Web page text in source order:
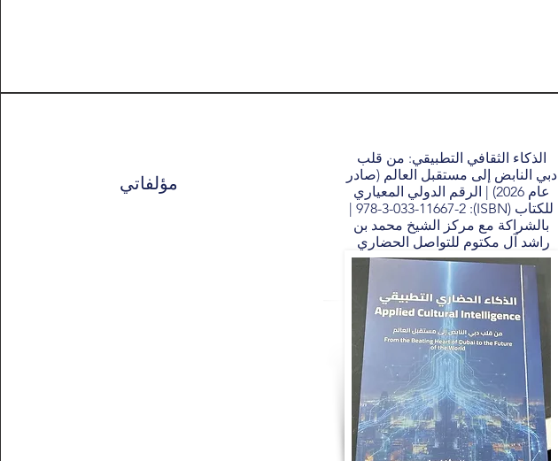
مؤلفاتي
الذكاء الثقافي التطبيقي: من قلب
دبي النابض إلى مستقبل العالم (صادر
عام 2026) | الرقم الدولي المعياري
للكتاب (ISBN): 978-3-033-11667-2 |
بالشراكة مع مركز الشيخ محمد بن
راشد آل مكتوم للتواصل الحضاري